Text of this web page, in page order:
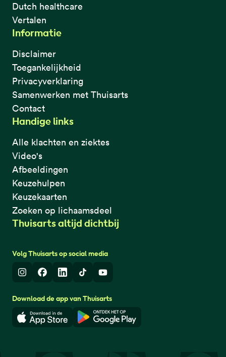
Dutch healthcare
Vertalen
Informatie
Disclaimer
Toegankelijkheid
Privacyverklaring
Samenwerken met Thuisarts
Contact
Handige links
Alle klachten en ziektes
Video's
Afbeeldingen
Keuzehulpen
Keuzekaarten
Zoeken op lichaamsdeel
Thuisarts altijd dichtbij
Volg Thuisarts op social media
InstagramFacebook
LinkedInTikTokYoutube
Download de app van Thuisarts
Download in de App StoreDownload in de Google Play